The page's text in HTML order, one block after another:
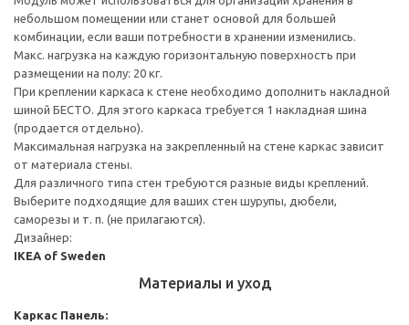
небольшом помещении или станет основой для большей
комбинации, если ваши потребности в хранении изменились.
Макс. нагрузка на каждую горизонтальную поверхность при
размещении на полу: 20 кг.
При креплении каркаса к стене необходимо дополнить накладной
шиной БЕСТО. Для этого каркаса требуется 1 накладная шина
(продается отдельно).
Максимальная нагрузка на закрепленный на стене каркас зависит
от материала стены.
Для различного типа стен требуются разные виды креплений.
Выберите подходящие для ваших стен шурупы, дюбели,
саморезы и т. п. (не прилагаются).
Дизайнер:
IKEA of Sweden
Материалы и уход
Каркас Панель: